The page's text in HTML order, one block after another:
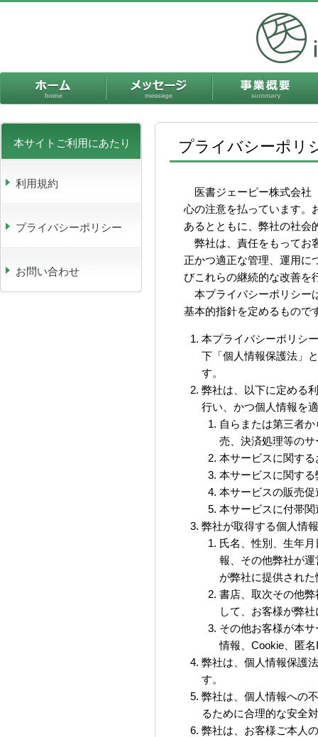
ホーム メッセージ
本サイトご利用にあたり
利用規約
プライバシーポリシー
お問い合わせ
プライバシーポリ
医書ジェーピー株式会社
心の注意を払っています。
あるとともに、弊社の社会
弊社は、責任をもってお
正かつ適正な管理、運用に
びこれらの継続的な改善を
本プライバシーポリシー
基本的指針を定めるもので
本プライバシーポリシ
下「個人情報保護法」
す。
弊社は、以下に定める
行い、かつ個人情報を
自らまたは第三者
売、決済処理等の
本サービスに関す
本サービスに関す
本サービスの販売
本サービスに付帯
弊社が取得する個人情
氏名、性別、生年
報、その他弊社が
が弊社に提供された
書店、取次その他
して、お客様が弊
その他お客様が本
情報、Cookie、匿
弊社は、個人情報保護
す。
弊社は、個人情報への
るために合理的な安全
弊社は、お客様ご本人